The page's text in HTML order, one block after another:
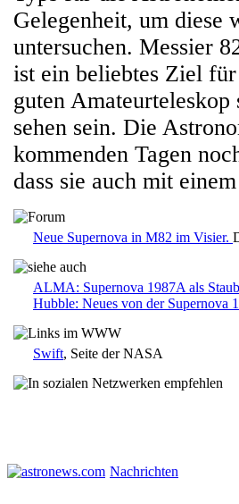
Gelegenheit, um diese
untersuchen. Messier
ist ein beliebtes Ziel
guten
sehen sein. Die
kommenden Tagen
dass sie auch mit
Neue Supernova in M82 im Visier.
ALMA: Supernova 1987A als
Hubble: Neues von der Supernova
Swift, Seite der NASA
Nachrichten